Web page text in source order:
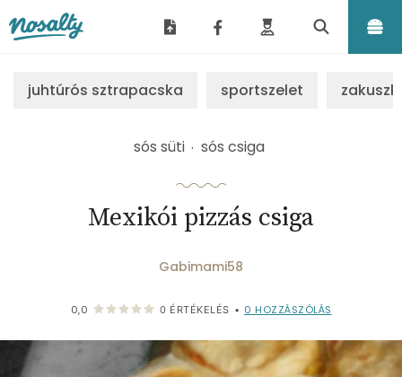
juhtúrós sztrapacska sportszelet
sós süti sós csiga
Mexikói pizzás csiga
Gabimami58
0,0 0 ÉRTÉKELÉS • 0 HOZZÁSZÓLÁS